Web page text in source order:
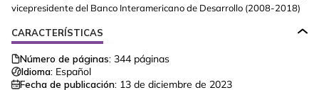
vicepresidente del Banco Interamericano de Desarrollo (2008-2018)
CARACTERÍSTICAS
Número de páginas: 344 páginas
Idioma: Español
Fecha de publicación: 13 de diciembre de 2023